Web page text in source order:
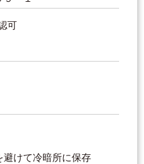
可
避けて冷暗所に保存